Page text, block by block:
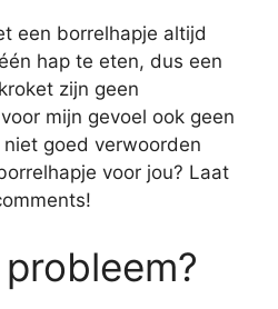
een borrelhapje altijd
hap te eten, dus een
zijn geen
mijn gevoel ook geen
goed verwoorden
voor jou? Laat